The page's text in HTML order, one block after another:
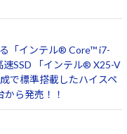
「インテル® Core™ i7-
SSD 「インテル® X25-V
で標準搭載したハイスペ
ら発売！！